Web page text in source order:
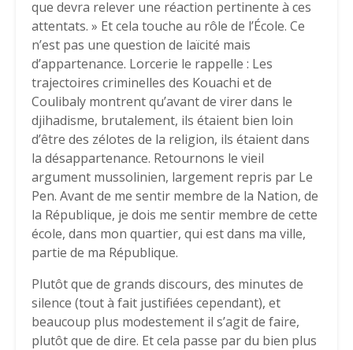
que devra relever une réaction pertinente à ces
attentats. » Et cela touche au rôle de l’École. Ce
n’est pas une question de laïcité mais
d’appartenance. Lorcerie le rappelle : Les
trajectoires criminelles des Kouachi et de
Coulibaly montrent qu’avant de virer dans le
djihadisme, brutalement, ils étaient bien loin
d’être des zélotes de la religion, ils étaient dans
la désappartenance. Retournons le vieil
argument mussolinien, largement repris par Le
Pen. Avant de me sentir membre de la Nation, de
la République, je dois me sentir membre de cette
école, dans mon quartier, qui est dans ma ville,
partie de ma République.
Plutôt que de grands discours, des minutes de
silence (tout à fait justifiées cependant), et
beaucoup plus modestement il s’agit de faire,
plutôt que de dire. Et cela passe par du bien plus